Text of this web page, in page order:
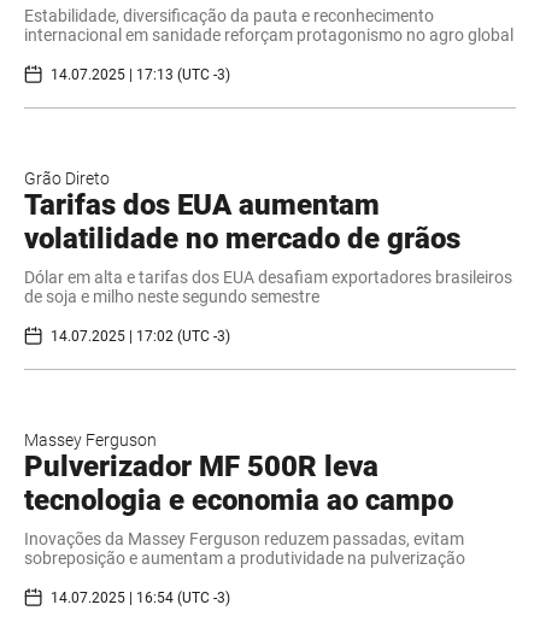
Estabilidade, diversificação da pauta e reconhecimento
internacional em sanidade reforçam protagonismo no agro global
14.07.2025 | 17:13 (UTC -3)
Grão Direto
Tarifas dos EUA aumentam
volatilidade no mercado de grãos
Dólar em alta e tarifas dos EUA desafiam exportadores brasileiros
de soja e milho neste segundo semestre
14.07.2025 | 17:02 (UTC -3)
Massey Ferguson
Pulverizador MF 500R leva
tecnologia e economia ao campo
Inovações da Massey Ferguson reduzem passadas, evitam
sobreposição e aumentam a produtividade na pulverização
14.07.2025 | 16:54 (UTC -3)